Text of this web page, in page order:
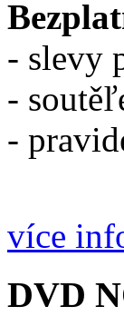
- slevy
-
-
více
DVD